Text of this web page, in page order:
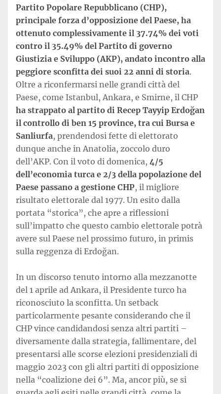
Partito Popolare Repubblicano (CHP),
principale forza d’opposizione del Paese, ha
ottenuto complessivamente il 37.74% dei voti
contro il 35.49% del Partito di governo
Giustizia e Sviluppo (AKP), andato incontro alla
peggiore sconfitta dei suoi 22 anni di storia.
Oltre a riconfermarsi nelle grandi città del
Paese, come Istanbul, Ankara, e Smirne, il CHP
ha strappato al partito di Recep Tayyip Erdoğan
il controllo di ben 15 province, tra cui Bursa e
Sanliurfa, prendendosi fette di elettorato
dunque anche in Anatolia, zoccolo duro
dell’AKP. Con il voto di domenica, 4/5
dell’economia turca e 2/3 della popolazione del
Paese passano a gestione CHP, il migliore
risultato elettorale dal 1977. Un esito dalla
portata “storica”, che apre a riflessioni
sull’impatto che questo cambio elettorale potrà
avere sul Paese nel prossimo futuro, in primis
sulla reggenza di Erdoğan.
In un discorso tenuto intorno alla mezzanotte
del 1 aprile ad Ankara, il Presidente turco ha
riconosciuto la sconfitta. Un setback
particolarmente pesante considerando che il
CHP vince candidandosi senza altri partiti –
diversamente dalla strategia, fallimentare, del
presentarsi alle scorse elezioni presidenziali di
maggio 2023 con gli altri partiti di opposizione
nella “coalizione dei 6”. Ma, ancor più, se si